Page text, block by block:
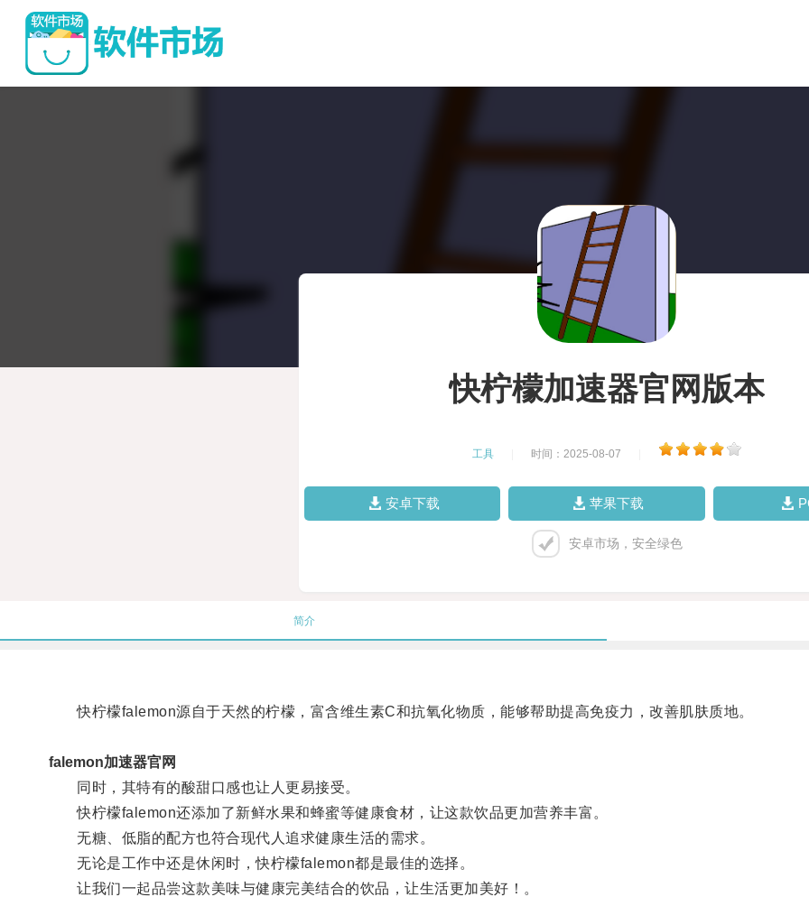
快柠檬加速器官网版本
工具 时间：2025-08-07
安卓下载 苹果下载
安卓市场，安全绿色
简介
快柠檬falemon源自于天然的柠檬，富含维生素C和抗氧化物质，能够帮助提高免疫力，改善肌肤质地。
falemon加速器官网
同时，其特有的酸甜口感也让人更易接受。
快柠檬falemon还添加了新鲜水果和蜂蜜等健康食材，让这款饮品更加营养丰富。
无糖、低脂的配方也符合现代人追求健康生活的需求。
无论是工作中还是休闲时，快柠檬falemon都是最佳的选择。
让我们一起品尝这款美味与健康完美结合的饮品，让生活更加美好！。